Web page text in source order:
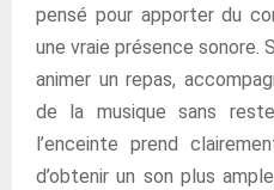
pensé pour apporter du
une vraie présence sonore.
animer un repas,
de la musique sans
l’enceinte prend
d’obtenir un son plus